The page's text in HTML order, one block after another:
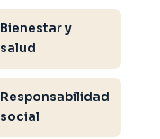
Bienestar y
salud
Responsabilidad
social